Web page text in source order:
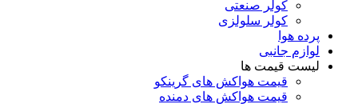
کولر صنعتی
کولر سلولزی
پرده هوا
لوازم جانبی
لیست قیمت ها
قیمت هواکش های گرینکو
قیمت هواکش های دمنده